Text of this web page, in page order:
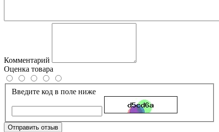
Комментарий
Оценка товара
Введите код в поле ниже
Отправить отзыв